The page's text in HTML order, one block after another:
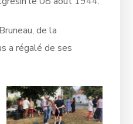
de la
a régalé de ses